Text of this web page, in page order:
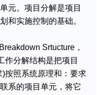
元。项目分解是项目
和实施控制的基础。
Srtucture，
作分解结构是把项目
按照系统原理和：要求
系的项目单元，将它